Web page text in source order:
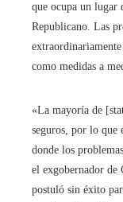
que ocupa un lugar
Republicano. Las
extraordinariamente
como medidas a
«La mayoría de
seguros, por lo que
donde los
el exgobernador de
postuló sin éxito